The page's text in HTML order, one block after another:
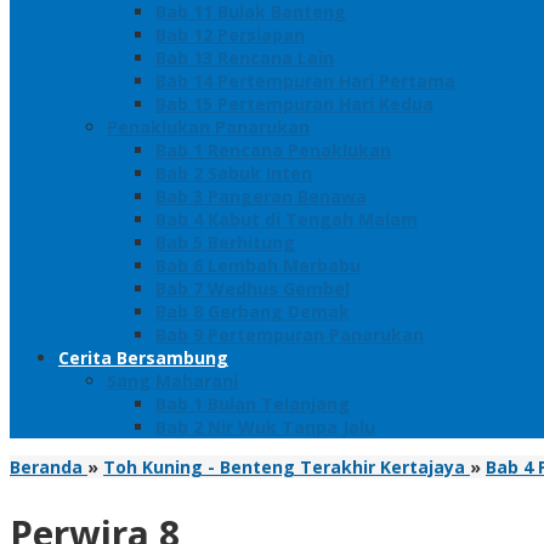
Bab 11 Bulak Banteng
Bab 12 Persiapan
Bab 13 Rencana Lain
Bab 14 Pertempuran Hari Pertama
Bab 15 Pertempuran Hari Kedua
Penaklukan Panarukan
Bab 1 Rencana Penaklukan
Bab 2 Sabuk Inten
Bab 3 Pangeran Benawa
Bab 4 Kabut di Tengah Malam
Bab 5 Berhitung
Bab 6 Lembah Merbabu
Bab 7 Wedhus Gembel
Bab 8 Gerbang Demak
Bab 9 Pertempuran Panarukan
Cerita Bersambung
Sang Maharani
Bab 1 Bulan Telanjang
Bab 2 Nir Wuk Tanpa Jalu
Beranda » Toh Kuning - Benteng Terakhir Kertajaya » Bab 4
Perwira 8